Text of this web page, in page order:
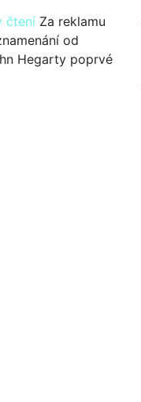
čteníZa reklamu
od
Hegarty poprvé